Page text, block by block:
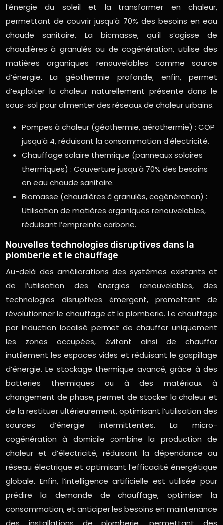
l’énergie du soleil et la transformer en chaleur,
permettant de couvrir jusqu’à 70% des besoins en eau
chaude sanitaire. La biomasse, qu’il s’agisse de
chaudières à granulés ou de cogénération, utilise des
matières organiques renouvelables comme source
d’énergie. La géothermie profonde, enfin, permet
d’exploiter la chaleur naturellement présente dans le
sous-sol pour alimenter des réseaux de chaleur urbains.
Pompes à chaleur (géothermie, aérothermie) : COP
jusqu’à 4, réduisant la consommation d’électricité.
Chauffage solaire thermique (panneaux solaires
thermiques) : Couverture jusqu’à 70% des besoins
en eau chaude sanitaire.
Biomasse (chaudières à granulés, cogénération) :
Utilisation de matières organiques renouvelables,
réduisant l’empreinte carbone.
Nouvelles technologies disruptives dans la
plomberie et le chauffage
Au-delà des améliorations des systèmes existants et
de l’utilisation des énergies renouvelables, des
technologies disruptives émergent, promettant de
révolutionner le chauffage et la plomberie. Le chauffage
par induction localisé permet de chauffer uniquement
les zones occupées, évitant ainsi de chauffer
inutilement les espaces vides et réduisant le gaspillage
d’énergie. Le stockage thermique avancé, grâce à des
batteries thermiques ou à des matériaux à
changement de phase, permet de stocker la chaleur et
de la restituer ultérieurement, optimisant l’utilisation des
sources d’énergie intermittentes. La micro-
cogénération à domicile combine la production de
chaleur et d’électricité, réduisant la dépendance au
réseau électrique et optimisant l’efficacité énergétique
globale. Enfin, l’intelligence artificielle est utilisée pour
prédire la demande de chauffage, optimiser la
consommation, et anticiper les besoins en maintenance
des installations de plomberie, permettant des